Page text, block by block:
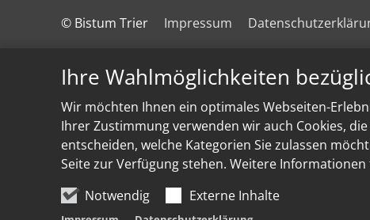
Ihre Wahlmöglichkeiten
Wir möchten Ihnen ein optimales Webseiten-
Ihrer Zustimmung verwenden wir auch Cookies,
entscheiden, welche Kategorien Sie zulassen
Seite zur Verfügung stehen. Weitere
Notwendig
Externe Inhalte
© Bistum Trier Impressum